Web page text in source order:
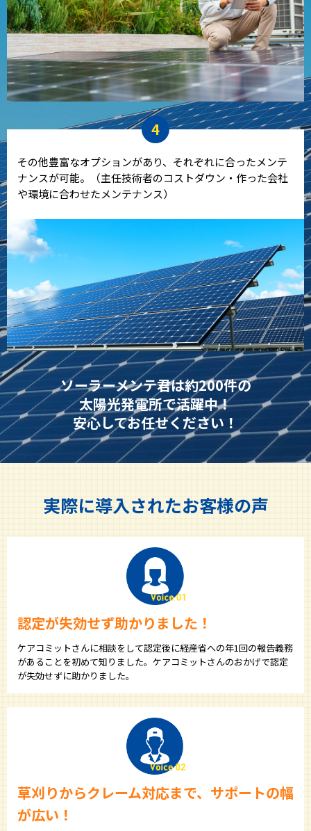
4
その他豊富なオプションがあり、それぞれに合ったメンテ
ナンスが可能。（主任技術者のコストダウン・作った会社
や環境に合わせたメンテナンス）
ソーラーメンテ君は約200件の
太陽光発電所で活躍中！
安心してお任せください！
実際に導入されたお客様の声
認定が失効せず助かりました！
ケアコミットさんに相談をして認定後に経産省への年1回の報告義務
があることを初めて知りました。ケアコミットさんのおかげで認定
が失効せずに助かりました。
草刈りからクレーム対応まで、サポートの幅
が広い！